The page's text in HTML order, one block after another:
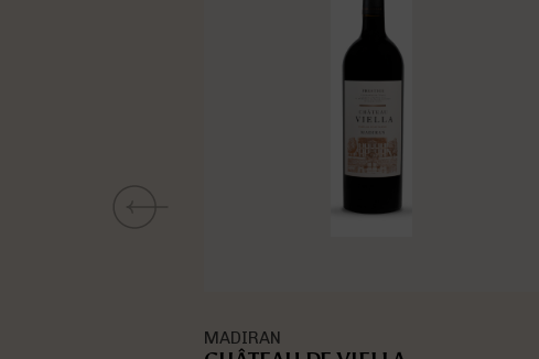
PACHERENC DU VIC BILH - SEC